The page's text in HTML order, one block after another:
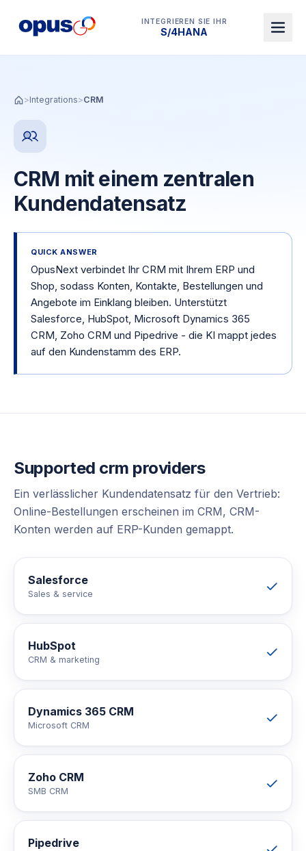
INTEGRIEREN SIE IHR
Dynamics 365 BC
>Integrations>CRM
CRM mit einem zentralen
Kundendatensatz
QUICK ANSWER
OpusNext verbindet Ihr CRM mit Ihrem ERP und
Shop, sodass Konten, Kontakte, Bestellungen und
Angebote im Einklang bleiben. Unterstützt
Salesforce, HubSpot, Microsoft Dynamics 365
CRM, Zoho CRM und Pipedrive - die KI mappt jedes
auf den Kundenstamm des ERP.
Supported crm providers
Ein verlässlicher Kundendatensatz für den Vertrieb:
Online-Bestellungen erscheinen im CRM, CRM-
Konten werden auf ERP-Kunden gemappt.
Salesforce
Sales & service
HubSpot
CRM & marketing
Dynamics 365 CRM
Microsoft CRM
Zoho CRM
SMB CRM
Pipedrive